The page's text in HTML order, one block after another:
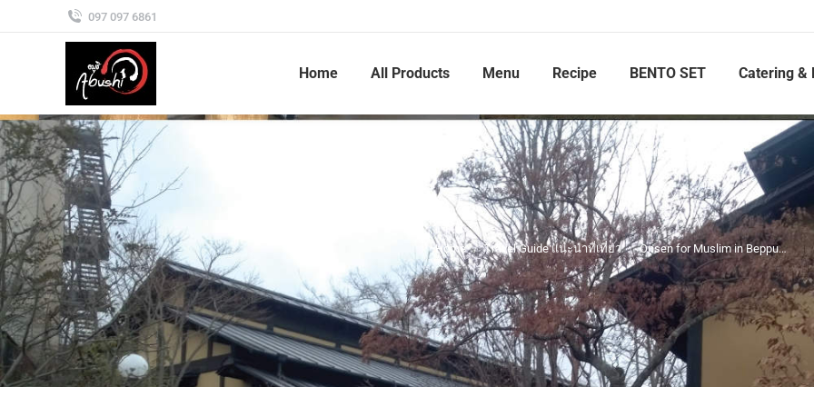
097 097 6861
Home All Products Menu Recipe BENTO SET Catering &
You are here:
Home Travel Guide แนะนำที่เที่ยว Onsen for Muslim in Beppu…